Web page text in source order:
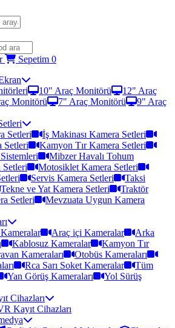
Sepetim 0
10" Araç Monitörü
12" Araç
Monitörü 7" Araç Monitörü
9" Araç
Setleri
İş Makinası Kamera Setleri
Setleri
Kamyon Tır Kamera Setleri
Mibzer Havalı Tohum
Setleri
Motosiklet Kamera Setleri
Servis Kamera Setleri
Taksi
Tekne ve Yat Kamera Setleri
Traktör
Setleri
Mevzuata Uygun Kamera
Araç içi Kameralar
Arka
Kablosuz Kameralar
Kamyon Tır
Kameraları
Otobüs Kameraları
Rca Sarı Soket Kameralar
Tüm
Yan Görüş Kameraları
Yol Sürüş
Cihazları
Kayıt Cihazları